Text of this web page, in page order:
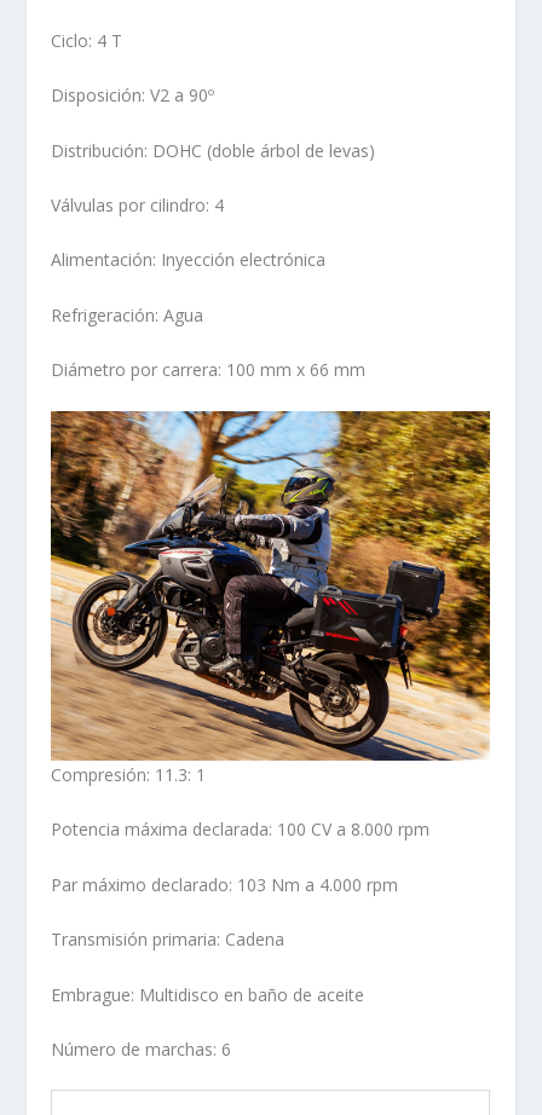
Ciclo: 4 T
Disposición: V2 a 90º
Distribución: DOHC (doble árbol de levas)
Válvulas por cilindro: 4
Alimentación: Inyección electrónica
Refrigeración: Agua
Diámetro por carrera: 100 mm x 66 mm
Compresión: 11.3: 1
Potencia máxima declarada: 100 CV a 8.000 rpm
Par máximo declarado: 103 Nm a 4.000 rpm
Transmisión primaria: Cadena
Embrague: Multidisco en baño de aceite
Número de marchas: 6